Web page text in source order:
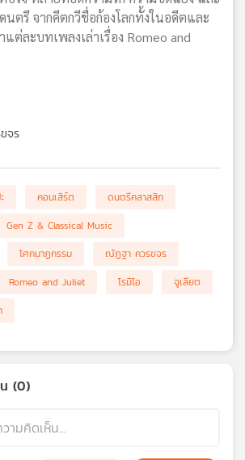
นตรี จากคีตกวีชื่อก้องโลกทั้งในอดีตและ
ต่ละบทเพลงเล่าเรื่อง Romeo and
จร
คอนเสิร์ต
ดนตรีคลาสสิก
Gen Z & Classical Music
โศกนาฏกรรม
ณัฏฐา ควรขจร
Romeo and Juliet โรมิโอ
จูเลียต
(0)